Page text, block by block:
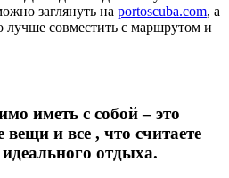
заглянуть на portoscuba.com, а
совместить с маршрутом и
иметь с собой – это
и все , что считаете
отдыха.